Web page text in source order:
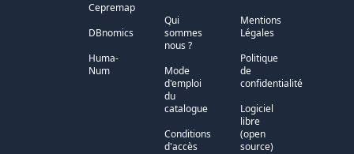
Cepremap
DBnomics
Huma-
Num
Qui
sommes
nous ?
Mode
d'emploi
du
catalogue
Conditions
d'accès
Mentions
Légales
Politique
de
confidentialité
Logiciel
libre
(open
source)